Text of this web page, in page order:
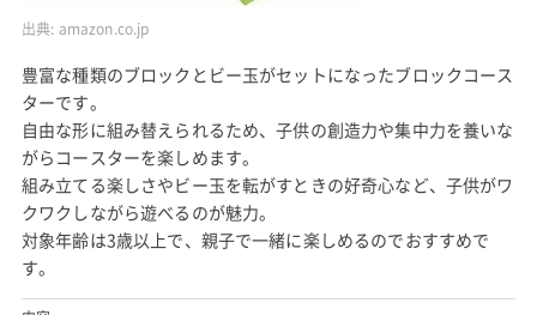
出典: amazon.co.jp
豊富な種類のブロックとビー玉がセットになったブロックコース
ターです。
自由な形に組み替えられるため、子供の創造力や集中力を養いな
がらコースターを楽しめます。
組み立てる楽しさやビー玉を転がすときの好奇心など、子供がワ
クワクしながら遊べるのが魅力。
対象年齢は3歳以上で、親子で一緒に楽しめるのでおすすめで
す。